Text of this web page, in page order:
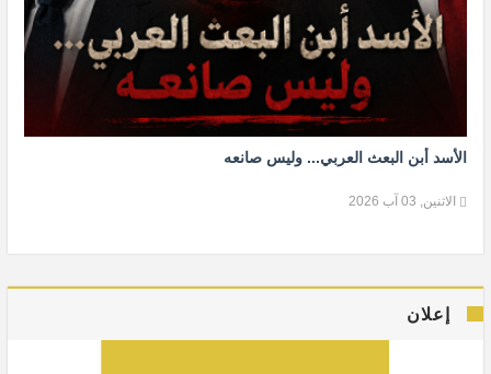
الأسد أبن البعث العربي... وليس صانعه
الاثنين, 03 آب 2026
إعلان